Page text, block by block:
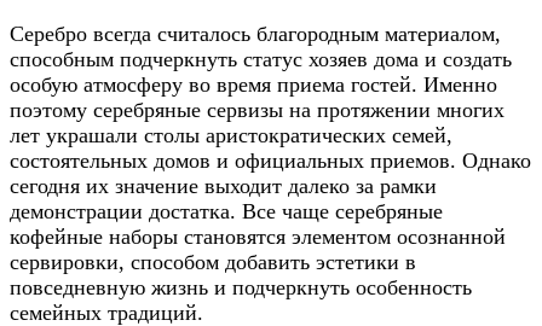
Серебро всегда считалось благородным материалом,
способным подчеркнуть статус хозяев дома и создать
особую атмосферу во время приема гостей. Именно
поэтому серебряные сервизы на протяжении многих
лет украшали столы аристократических семей,
состоятельных домов и официальных приемов. Однако
сегодня их значение выходит далеко за рамки
демонстрации достатка. Все чаще серебряные
кофейные наборы становятся элементом осознанной
сервировки, способом добавить эстетики в
повседневную жизнь и подчеркнуть особенность
семейных традиций.